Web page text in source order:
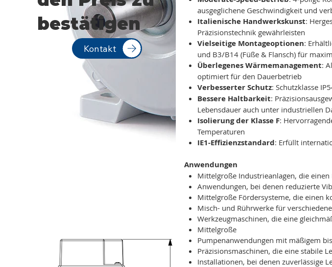
ausgeglichene Geschwindigkeit und
Italienische Handwerkskunst:
Präzisionstechnik gewährleisten
Vielseitige Montageoptionen:
und B3/B14 (Füße & Flansch) für
Überlegenes Wärmemanagement:
optimiert für den Dauerbetrieb
Verbesserter Schutz: Schutzklasse
Bessere Haltbarkeit:
Lebensdauer auch unter industriellen
Isolierung der Klasse F:
Temperaturen
IE1-Effizienzstandard: Erfüllt
Anwendungen
Mittelgroße Industrieanlagen, die
Anwendungen, bei denen reduzierte
Mittelgroße Fördersysteme, die einen
Misch- und Rührwerke für
Werkzeugmaschinen, die eine
Mittelgroße
Pumpenanwendungen mit mäßigem
Präzisionsmaschinen, die eine stabile
Installationen, bei denen zuverlässige
bestätigen
Kontakt